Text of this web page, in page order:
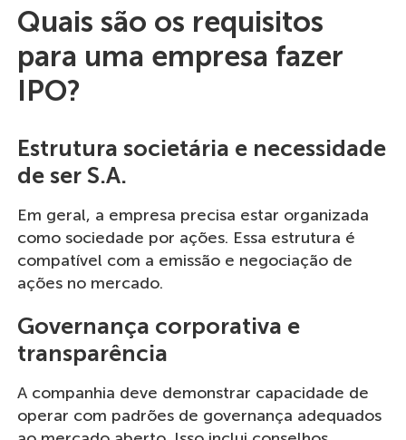
Quais são os requisitos
para uma empresa fazer
IPO?
Estrutura societária e necessidade
de ser S.A.
Em geral, a empresa precisa estar organizada
como sociedade por ações. Essa estrutura é
compatível com a emissão e negociação de
ações no mercado.
Governança corporativa e
transparência
A companhia deve demonstrar capacidade de
operar com padrões de governança adequados